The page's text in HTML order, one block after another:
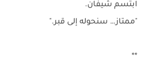
ابتسم شيفان.
"ممتاز… سنحوله إلى قبر."
**